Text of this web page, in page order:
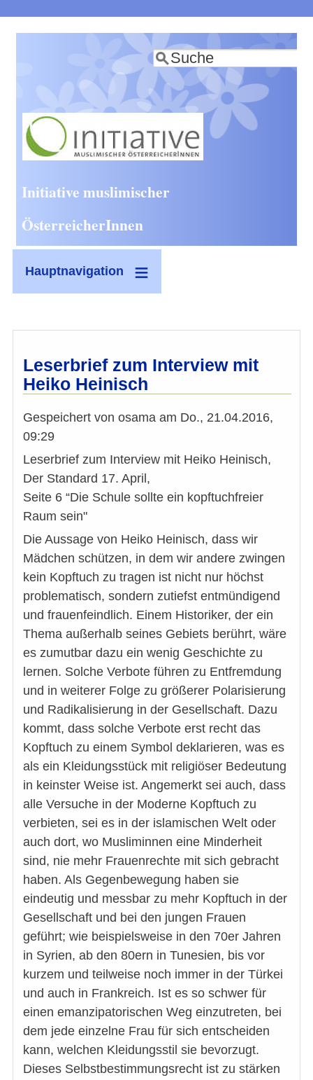
zum
Inhalt
Suche
Initiative muslimischer
ÖsterreicherInnen
Hauptnavigation
Leserbrief zum Interview mit
Heiko Heinisch
Gespeichert von osama am Do., 21.04.2016,
09:29
Leserbrief zum Interview mit Heiko Heinisch,
Der Standard 17. April,
Seite 6 “Die Schule sollte ein kopftuchfreier
Raum sein"
Die Aussage von Heiko Heinisch, dass wir
Mädchen schützen, in dem wir andere zwingen
kein Kopftuch zu tragen ist nicht nur höchst
problematisch, sondern zutiefst entmündigend
und frauenfeindlich. Einem Historiker, der ein
Thema außerhalb seines Gebiets berührt, wäre
es zumutbar dazu ein wenig Geschichte zu
lernen. Solche Verbote führen zu Entfremdung
und in weiterer Folge zu größerer Polarisierung
und Radikalisierung in der Gesellschaft. Dazu
kommt, dass solche Verbote erst recht das
Kopftuch zu einem Symbol deklarieren, was es
als ein Kleidungsstück mit religiöser Bedeutung
in keinster Weise ist. Angemerkt sei auch, dass
alle Versuche in der Moderne Kopftuch zu
verbieten, sei es in der islamischen Welt oder
auch dort, wo Musliminnen eine Minderheit
sind, nie mehr Frauenrechte mit sich gebracht
haben. Als Gegenbewegung haben sie
eindeutig und messbar zu mehr Kopftuch in der
Gesellschaft und bei den jungen Frauen
geführt; wie beispielsweise in den 70er Jahren
in Syrien, ab den 80ern in Tunesien, bis vor
kurzem und teilweise noch immer in der Türkei
und auch in Frankreich. Ist es so schwer für
einen emanzipatorischen Weg einzutreten, bei
dem jede einzelne Frau für sich entscheiden
kann, welchen Kleidungsstil sie bevorzugt.
Dieses Selbstbestimmungsrecht ist zu stärken